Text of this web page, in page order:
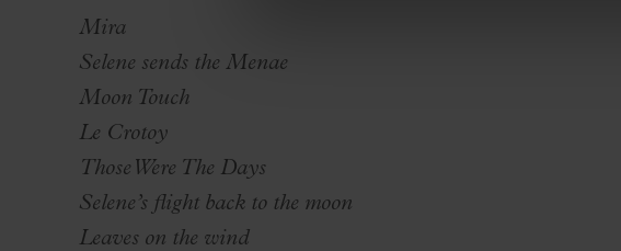
Mira
Selene sends the Menae
Moon Touch
Le Crotoy
Those Were The Days
Selene’s flight back to the moon
Leaves on the wind